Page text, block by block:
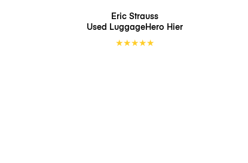
Eric Strauss
Used LuggageHero Hier
★★★★★